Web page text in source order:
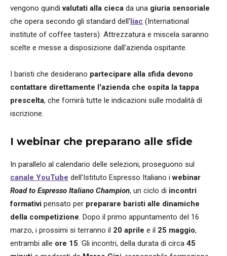
vengono quindivalutati alla cieca da una giuria sensoriale
che opera secondo gli standard dell'Iiac (International
institute of coffee tasters). Attrezzatura e miscela saranno
scelte e messe a disposizione dall’azienda ospitante.
I baristi che desiderano partecipare alla sfida devono
contattare direttamente l'azienda che ospita la tappa
prescelta, che fornirà tutte le indicazioni sulle modalità di
iscrizione.
I webinar che preparano alle sfide
In parallelo al calendario delle selezioni, proseguono sul
canale YouTube dell'Istituto Espresso Italiano iwebinar
Road to Espresso Italiano Champion, un ciclo di incontri
formativi pensato per preparare baristi alle dinamiche
della competizione. Dopo il primo appuntamento del 16
marzo, i prossimi si terranno il 20 aprile e il 25 maggio,
entrambi alle ore 15. Gli incontri, della durata di circa 45